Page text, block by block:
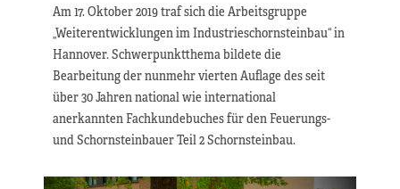
Am 17. Oktober 2019 traf sich die Arbeitsgruppe
„Weiterentwicklungen im Industrieschornsteinbau“ in
Hannover. Schwerpunktthema bildete die
Bearbeitung der nunmehr vierten Auflage des seit
über 30 Jahren national wie international
anerkannten Fachkundebuches für den Feuerungs-
und Schornsteinbauer Teil 2 Schornsteinbau.